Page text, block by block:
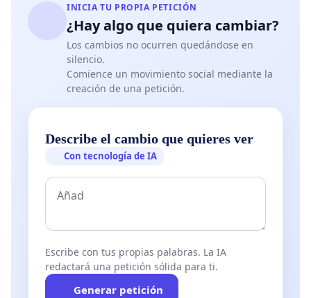
INICIA TU PROPIA PETICIÓN
¿Hay algo que quiera cambiar?
Los cambios no ocurren quedándose en
silencio.
Comience un movimiento social mediante la
creación de una petición.
Describe el cambio que quieres ver
Con tecnología de IA
Escribe con tus propias palabras. La IA
redactará una petición sólida para ti.
Generar petición